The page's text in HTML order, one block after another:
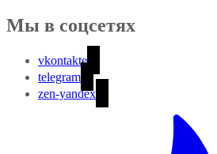
Мы в соцсетях
vkontakte
telegram
zen-yandex